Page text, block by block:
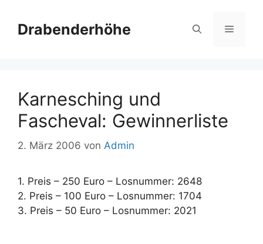
Inhalt
springen
Drabenderhöhe Menü
Karnesching und
Fascheval: Gewinnerliste
2. März 2006 von Admin
1. Preis – 250 Euro – Losnummer: 2648
2. Preis – 100 Euro – Losnummer: 1704
3. Preis – 50 Euro – Losnummer: 2021